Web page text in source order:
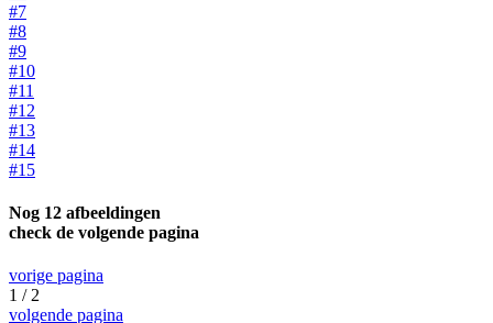
#7
#8
#9
#10
#11
#12
#13
#14
#15
Nog 12 afbeeldingen
check de volgende pagina
vorige pagina
1 / 2
volgende pagina